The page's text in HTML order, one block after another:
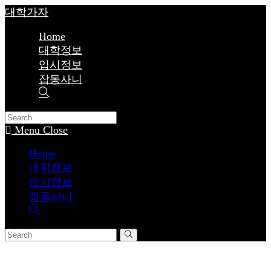
Skip
대학가자
Home
대학정보
입시정보
잡동사니
Toggle
Menu Close
Home
대학정보
입시정보
잡동사니
Toggle
search